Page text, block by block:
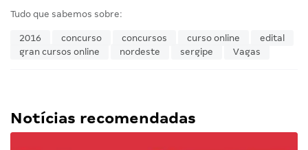
Tudo que sabemos sobre:
2016 concurso concursos curso online
edital
gran cursos online
nordeste sergipe Vagas
Notícias recomendadas